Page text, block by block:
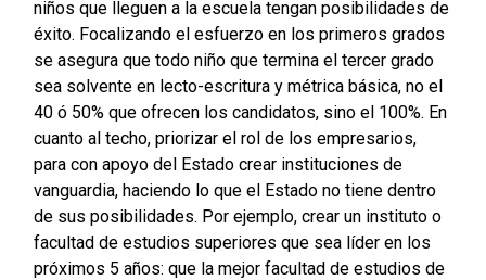
niños que lleguen a la escuela tengan posibilidades de
éxito. Focalizando el esfuerzo en los primeros grados
se asegura que todo niño que termina el tercer grado
sea solvente en lecto-escritura y métrica básica, no el
40 ó 50% que ofrecen los candidatos, sino el 100%. En
cuanto al techo, priorizar el rol de los empresarios,
para con apoyo del Estado crear instituciones de
vanguardia, haciendo lo que el Estado no tiene dentro
de sus posibilidades. Por ejemplo, crear un instituto o
facultad de estudios superiores que sea líder en los
próximos 5 años: que la mejor facultad de estudios de